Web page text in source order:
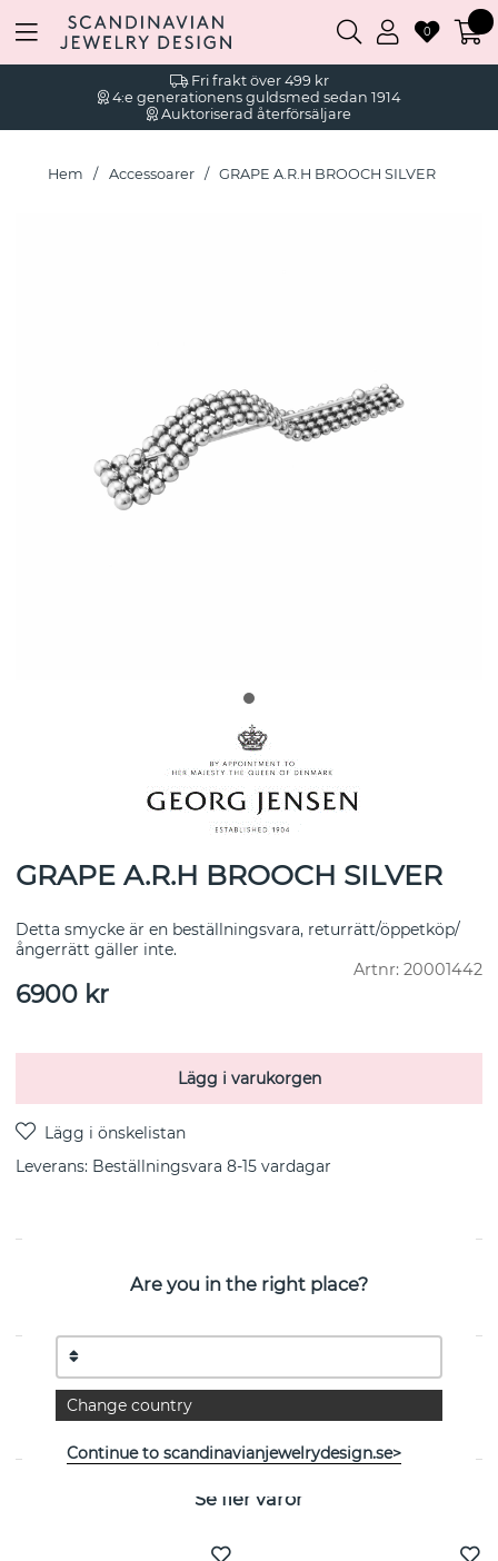
Fri frakt över 499 kr
4:e generationens guldsmed sedan 1914
Auktoriserad återförsäljare
0
Hem Accessoarer GRAPE A.R.H BROOCH SILVER
GRAPE A.R.H BROOCH SILVER
Detta smycke är en beställningsvara, returrätt/öppetköp/
ångerrätt gäller inte.
Artnr: 20001442
6900 kr
Lägg i varukorgen
Leverans: Beställningsvara 8-15 vardagar
PRODUKTBESKRIVNING
Kollektion: MOONLIGHT GRAPES
Se fler varor
Are you in the right place?
Change country
Continue to scandinavianjewelrydesign.se>